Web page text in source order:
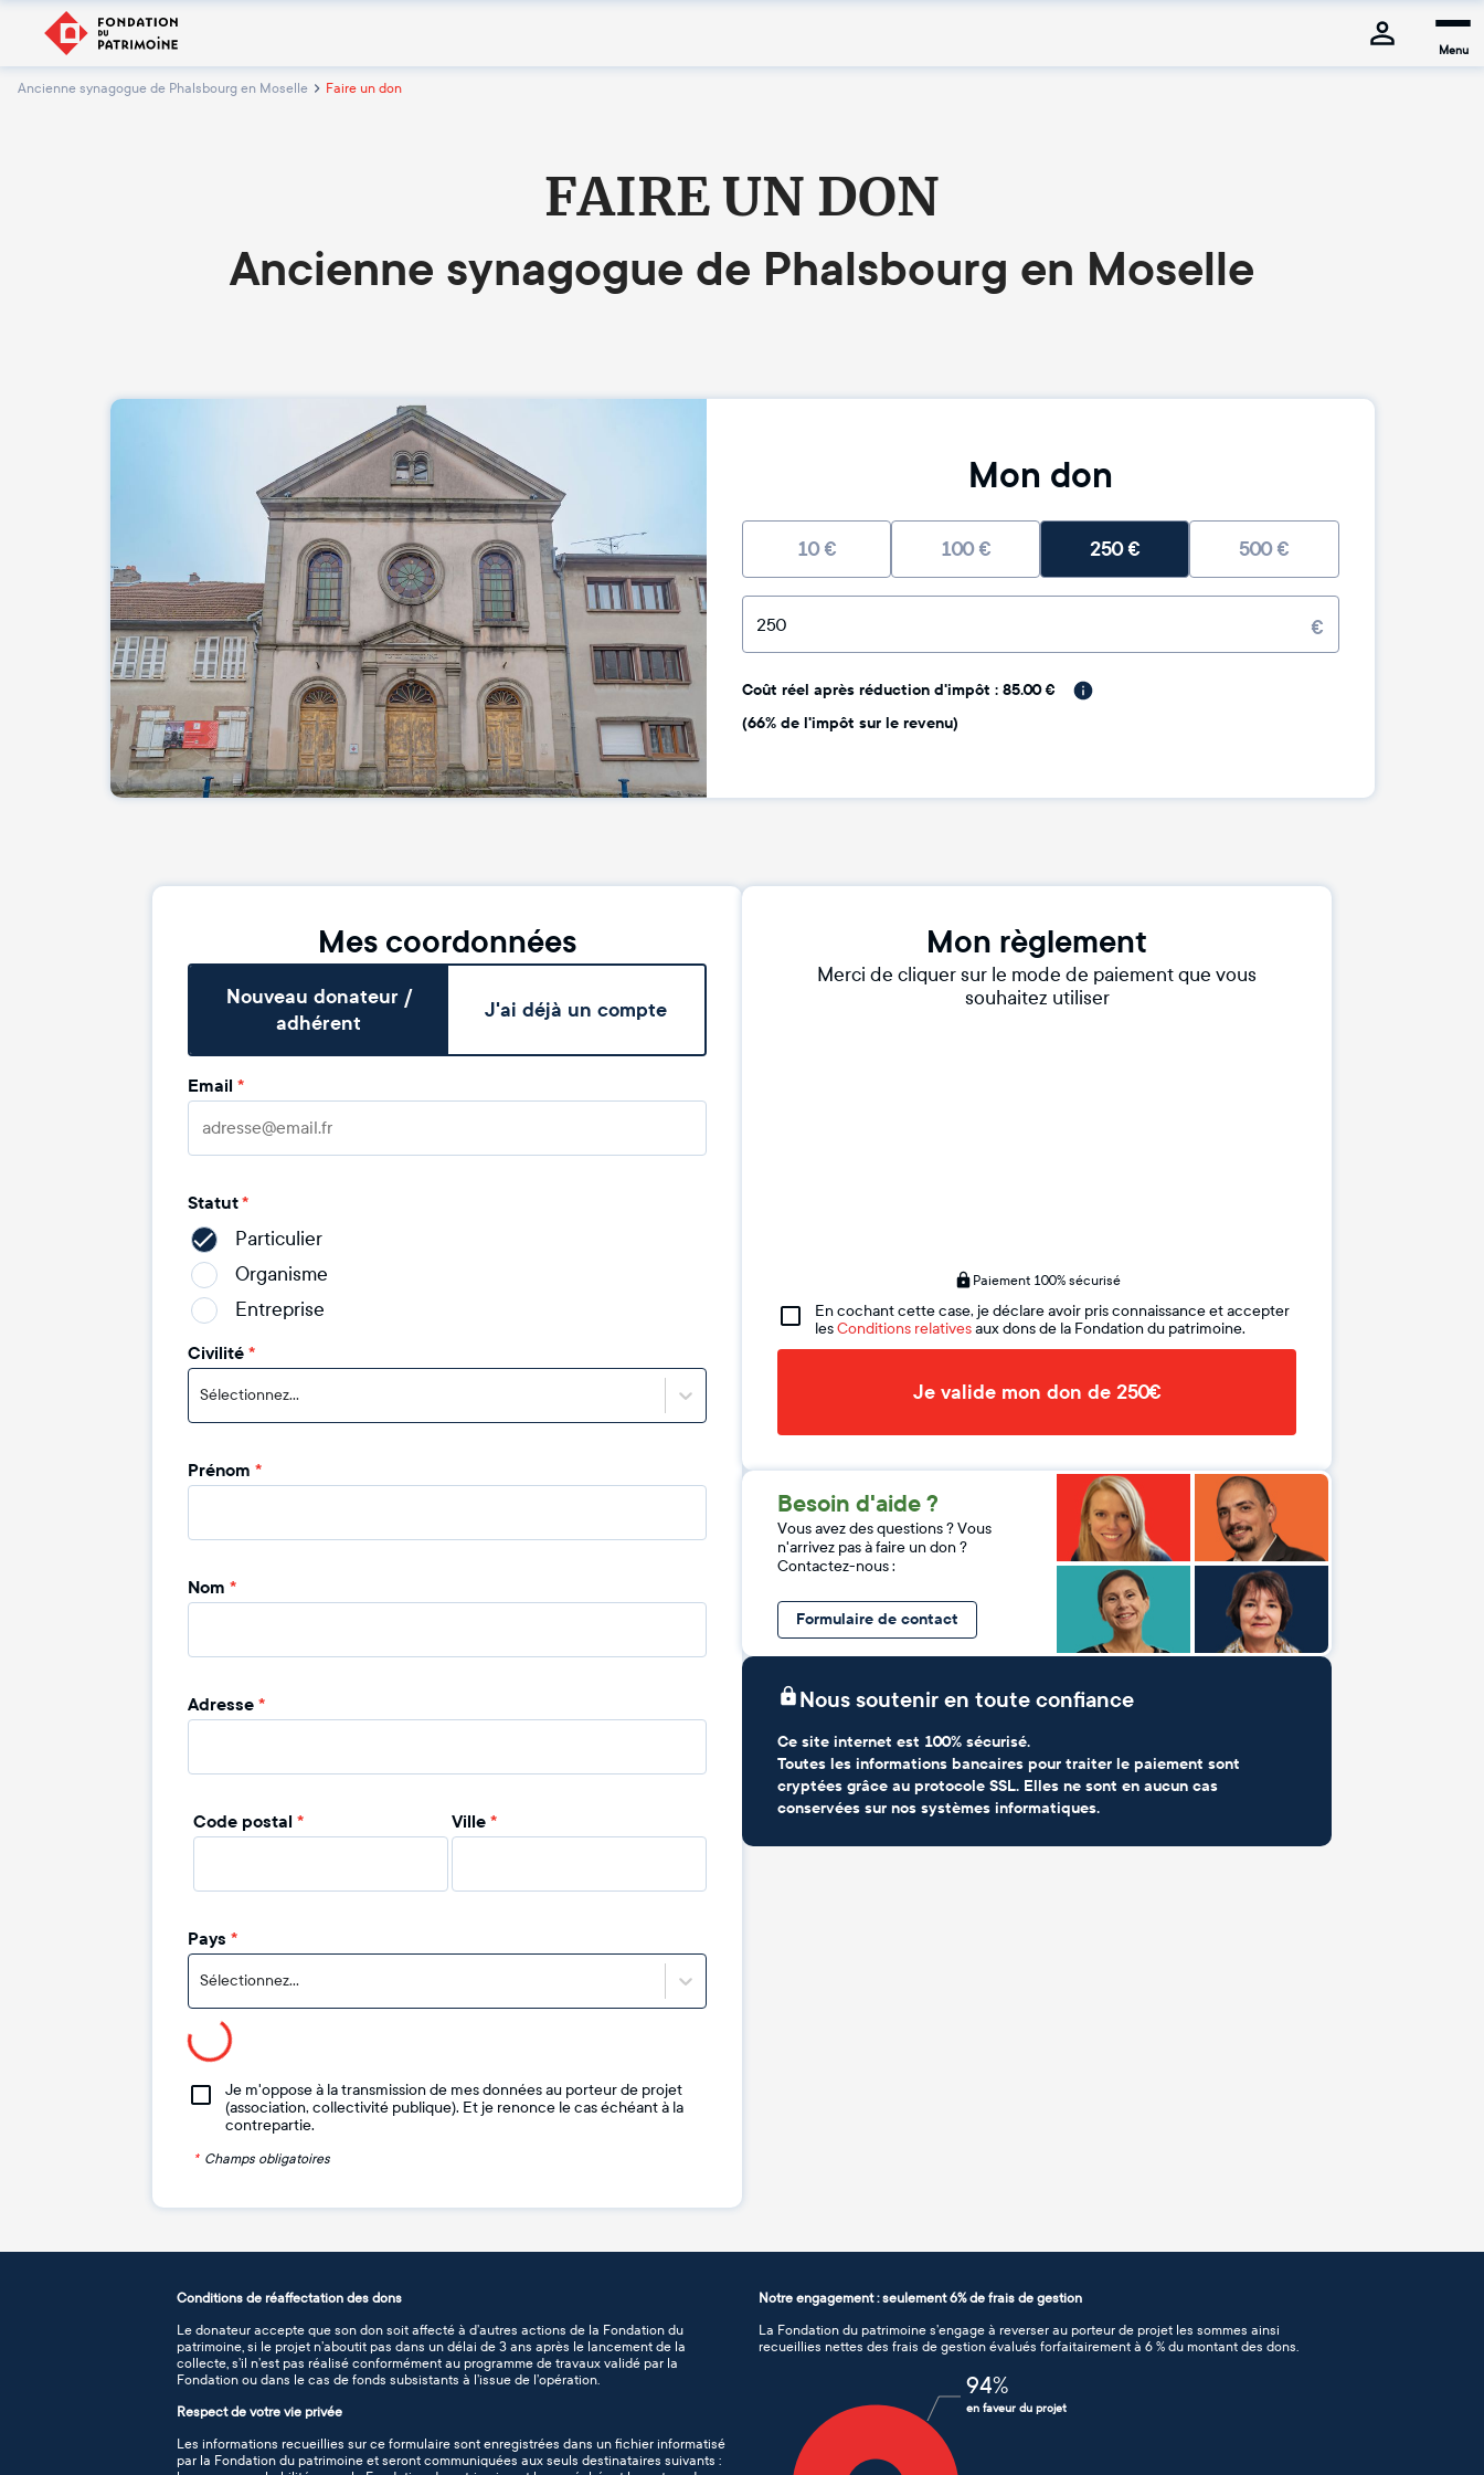
Menu
Ancienne synagogue de Phalsbourg en Moselle Faire un don
FAIRE UN DON
Ancienne synagogue de Phalsbourg en Moselle
Mon don
10€ 100€ 250€ 500€
€
Coût réel après réduction d'impôt : 85.00 €
(66% de l'impôt sur le revenu)
Mes coordonnées
Nouveau donateur /
adhérent
J'ai déjà un compte
Email *
Statut*
Particulier
Organisme
Entreprise
Civilité*
Sélectionnez...
Prénom *
Nom *
Adresse*
Code postal * Ville*
Pays *
Sélectionnez...
Je m'oppose à la transmission de mes données au porteur de projet
(association, collectivité publique). Et je renonce le cas échéant à la
contrepartie.
* Champs obligatoires
Mon règlement
Merci de cliquer sur le mode de paiement que vous
souhaitez utiliser
Paiement 100% sécurisé
En cochant cette case, je déclare avoir pris connaissance et accepter
lesConditions relativesaux dons de la Fondation du patrimoine.
Je valide mon don de 250€
Besoin d'aide ?
Vous avez des questions ? Vous
n'arrivez pas à faire un don ?
Contactez-nous :
Formulaire de contact
Nous soutenir en toute confiance
Ce site internet est 100% sécurisé.
Toutes les informations bancaires pour traiter le paiement sont
cryptées grâce au protocole SSL. Elles ne sont en aucun cas
conservées sur nos systèmes informatiques.
Conditions de réaffectation des dons
Le donateur accepte que son don soit affecté à d’autres actions de la Fondation du
patrimoine, si le projet n’aboutit pas dans un délai de 3 ans après le lancement de la
collecte, s’il n’est pas réalisé conformément au programme de travaux validé par la
Fondation ou dans le cas de fonds subsistants à l’issue de l’opération.
Respect de votre vie privée
Les informations recueillies sur ce formulaire sont enregistrées dans un fichier informatisé
par la Fondation du patrimoine et seront communiquées aux seuls destinataires suivants :
Notre engagement : seulement 6% de frais de gestion
La Fondation du patrimoine s’engage à reverser au porteur de projet les sommes ainsi
recueillies nettes des frais de gestion évalués forfaitairement à 6 % du montant des dons.
94%
en faveur du projet